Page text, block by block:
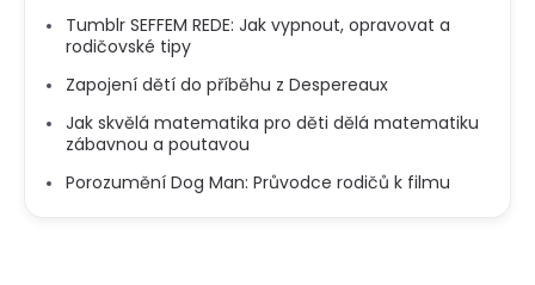
Tumblr SEFFEM REDE: Jak vypnout, opravovat a
rodičovské tipy
Zapojení dětí do příběhu z Despereaux
Jak skvělá matematika pro děti dělá matematiku
zábavnou a poutavou
Porozumění Dog Man: Průvodce rodičů k filmu